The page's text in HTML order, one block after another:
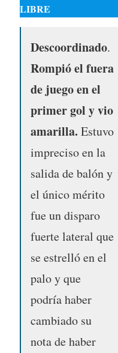
LIBRE
Descoordinado.
Rompió el fuera
de juego en el
primer gol y vio
amarilla. Estuvo
impreciso en la
salida de balón y
el único mérito
fue un disparo
fuerte lateral que
se estrelló en el
palo y que
podría haber
cambiado su
nota de haber